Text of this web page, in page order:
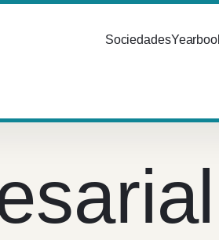
Sociedades